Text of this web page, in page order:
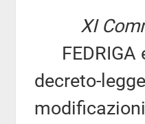
XI
FEDRIGA
decreto-